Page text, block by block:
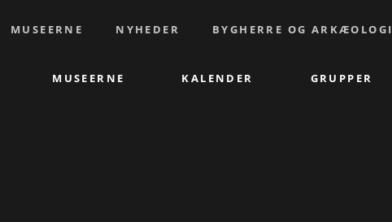
MUSEERNE NYHEDER BYGHERRE OG ARKÆOLOGI
MUSEERNE KALENDER GRUPPER